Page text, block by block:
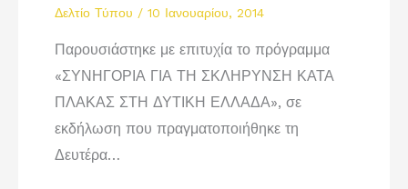
Δελτίο Τύπου / 10 Ιανουαρίου, 2014
Παρουσιάστηκε με επιτυχία το πρόγραμμα
«ΣΥΝΗΓΟΡΙΑ ΓΙΑ ΤΗ ΣΚΛΗΡΥΝΣΗ ΚΑΤΑ
ΠΛΑΚΑΣ ΣΤΗ ΔΥΤΙΚΗ ΕΛΛΑΔΑ», σε
εκδήλωση που πραγματοποιήθηκε τη
Δευτέρα…